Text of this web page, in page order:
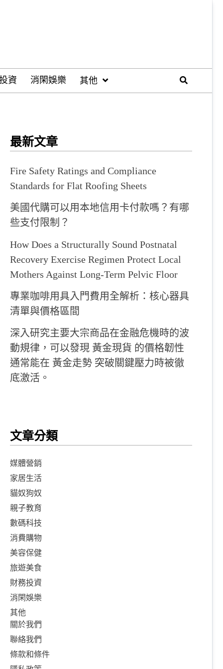
資 消閑娛樂 其他
最新文章
Fire Safety Ratings and Compliance
Standards for Flat Roofing Sheets
美國代購可以用本地信用卡付款嗎？有哪
些支付限制？
How Does a Structurally Sound Postnatal
Recovery Exercise Regimen Protect Local
Mothers Against Long-Term Pelvic Floor
專業咖啡用具入門費用全解析：核心器具
清單與價格區間
深入研究主要大宗商品在金融危機時的波
動規律，可以發現 黃金現貨 的價格韌性
通常能在 黃金走勢 突破關鍵壓力時被徹
底激活。
文章分類
媒體營銷
家居生活
貓奴狗奴
親子教育
數碼科技
消費購物
美容保健
旅遊美食
財務投資
消閑娛樂
其他
關於我們
聯絡我們
條款和條件